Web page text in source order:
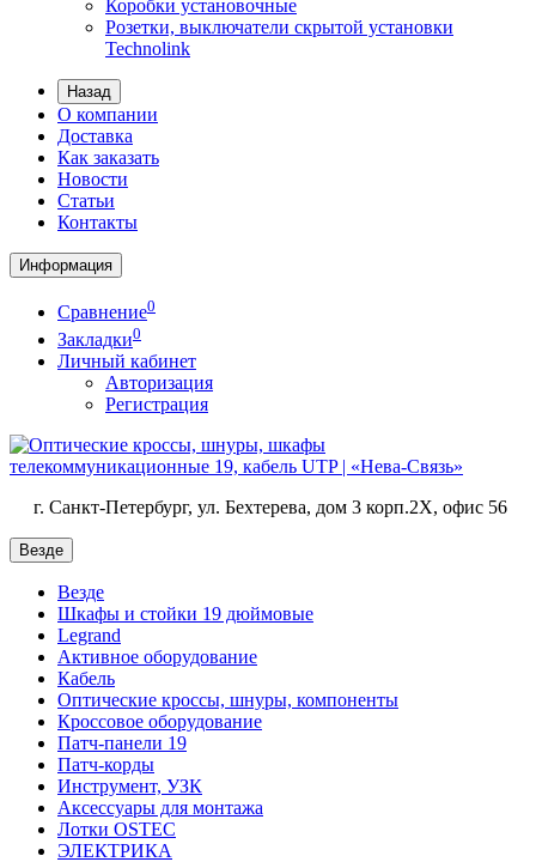
Коробки установочные
Розетки, выключатели скрытой установки
Technolink
Назад
О компании
Доставка
Как заказать
Новости
Статьи
Контакты
Информация
Сравнение0
Закладки0
Личный кабинет
Авторизация
Регистрация
г. Санкт-Петербург, ул. Бехтерева, дом 3 корп.2X, офис 56
Везде
Везде
Шкафы и стойки 19 дюймовые
Legrand
Активное оборудование
Кабель
Оптические кроссы, шнуры, компоненты
Кроссовое оборудование
Патч-панели 19
Патч-корды
Инструмент, УЗК
Аксессуары для монтажа
Лотки OSTEC
ЭЛЕКТРИКА